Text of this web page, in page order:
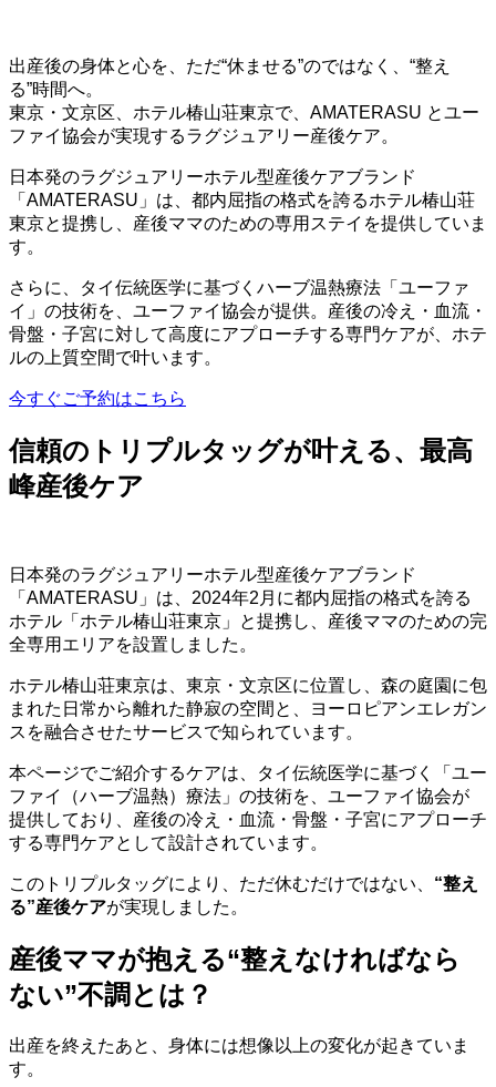
出産後の身体と心を、ただ“休ませる”のではなく、“整え
る”時間へ。
東京・文京区、ホテル椿山荘東京で、AMATERASU とユー
ファイ協会が実現するラグジュアリー産後ケア。
日本発のラグジュアリーホテル型産後ケアブランド
「AMATERASU」は、都内屈指の格式を誇るホテル椿山荘
東京と提携し、産後ママのための専用ステイを提供していま
す。
さらに、タイ伝統医学に基づくハーブ温熱療法「ユーファ
イ」の技術を、ユーファイ協会が提供。産後の冷え・血流・
骨盤・子宮に対して高度にアプローチする専門ケアが、ホテ
ルの上質空間で叶います。
今すぐご予約はこちら
信頼のトリプルタッグが叶える、最高
峰産後ケア
日本発のラグジュアリーホテル型産後ケアブランド
「AMATERASU」は、2024年2月に都内屈指の格式を誇る
ホテル「ホテル椿山荘東京」と提携し、産後ママのための完
全専用エリアを設置しました。
ホテル椿山荘東京は、東京・文京区に位置し、森の庭園に包
まれた日常から離れた静寂の空間と、ヨーロピアンエレガン
スを融合させたサービスで知られています。
本ページでご紹介するケアは、タイ伝統医学に基づく「ユー
ファイ（ハーブ温熱）療法」の技術を、ユーファイ協会が
提供しており、産後の冷え・血流・骨盤・子宮にアプローチ
する専門ケアとして設計されています。
このトリプルタッグにより、ただ休むだけではない、 “整え
る”産後ケアが実現しました。
産後ママが抱える“整えなければなら
ない”不調とは？
出産を終えたあと、身体には想像以上の変化が起きていま
す。